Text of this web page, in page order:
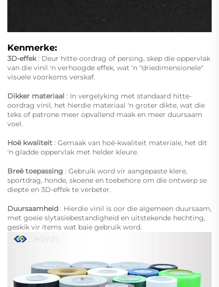
Kenmerke:
3D-effek : Deur hitte-oordrag of persing, skep die oppervlak
van die vinil 'n verhoogde effek, wat 'n "driedimensionele"
visuele voorkoms verskaf.
Dikker materiaal : In vergelyking met standaard hitte-
oordrag vinil, het hierdie materiaal 'n groter dikte, wat die
teks of patrone meer opvallend maak en meer duursaam
voel.
Hoë kwaliteit : Gemaak van hoë-kwaliteit materiale, het dit
'n gladde oppervlak met helder kleure.
Breë toepassing : Gebruik word vir aangepaste klere,
sportdrag, honde, skoene en toebehore om die ontwerp se
diepte en 3D-effek te verbeter.
Duursaamheid : Hierdie vinil is oor die algemeen duursaam,
met goeie slytasiebestandigheid en uitstekende hechting,
geskik vir items wat baie gebruik word.